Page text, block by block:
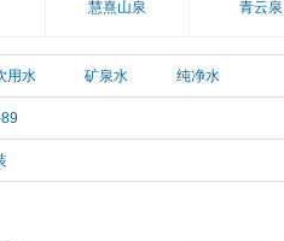
慧熹山泉 青云泉
用水 矿泉水 纯净水